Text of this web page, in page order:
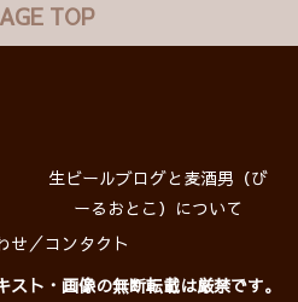
TOP
生ビールブログと麦酒男（び
ーるおとこ）について
せ／コンタクト
ト・画像の無断転載は厳禁です。